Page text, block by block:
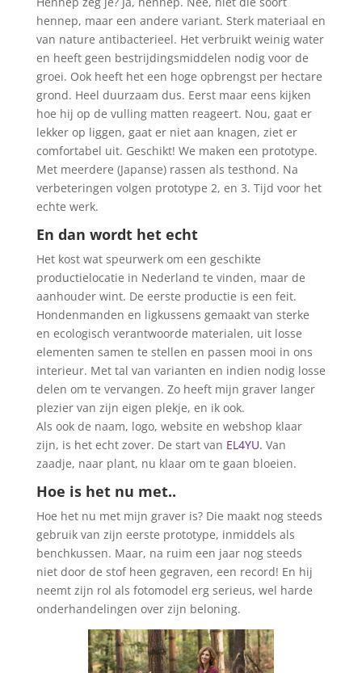
hennep, maar een andere variant. Sterk materiaal en
van nature antibacterieel. Het verbruikt weinig water
en heeft geen bestrijdingsmiddelen nodig voor de
groei. Ook heeft het een hoge opbrengst per hectare
grond. Heel duurzaam dus. Eerst maar eens kijken
hoe hij op de vulling matten reageert. Nou, gaat er
lekker op liggen, gaat er niet aan knagen, ziet er
comfortabel uit. Geschikt! We maken een prototype.
Met meerdere (Japanse) rassen als testhond. Na
verbeteringen volgen prototype 2, en 3. Tijd voor het
echte werk.
En dan wordt het echt
Het kost wat speurwerk om een geschikte
productielocatie in Nederland te vinden, maar de
aanhouder wint. De eerste productie is een feit.
Hondenmanden en ligkussens gemaakt van sterke
en ecologisch verantwoorde materialen, uit losse
elementen samen te stellen en passen mooi in ons
interieur. Met tal van varianten en indien nodig losse
delen om te vervangen. Zo heeft mijn graver langer
plezier van zijn eigen plekje, en ik ook.
Als ook de naam, logo, website en webshop klaar
zijn, is het echt zover. De start van EL4YU. Van
zaadje, naar plant, nu klaar om te gaan bloeien.
Hoe is het nu met..
Hoe het nu met mijn graver is? Die maakt nog steeds
gebruik van zijn eerste prototype, inmiddels als
benchkussen. Maar, na ruim een jaar nog steeds
niet door de stof heen gegraven, een record! En hij
neemt zijn rol als fotomodel erg serieus, wel harde
onderhandelingen over zijn beloning.